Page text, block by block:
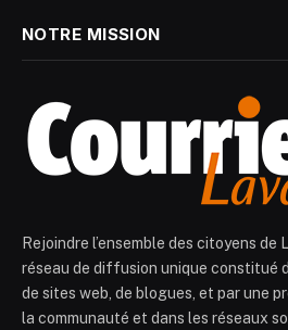
NOTRE MISSION
Rejoindre l’ensemble des citoyens de
réseau de diffusion unique constitué
de sites web, de blogues, et par une
la communauté et dans les réseaux